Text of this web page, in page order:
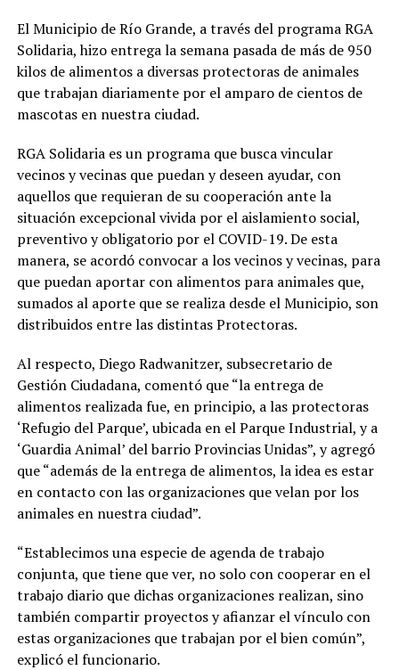
El Municipio de Río Grande, a través del programa RGA
Solidaria, hizo entrega la semana pasada de más de 950
kilos de alimentos a diversas protectoras de animales
que trabajan diariamente por el amparo de cientos de
mascotas en nuestra ciudad.
RGA Solidaria es un programa que busca vincular
vecinos y vecinas que puedan y deseen ayudar, con
aquellos que requieran de su cooperación ante la
situación excepcional vivida por el aislamiento social,
preventivo y obligatorio por el COVID-19. De esta
manera, se acordó convocar a los vecinos y vecinas, para
que puedan aportar con alimentos para animales que,
sumados al aporte que se realiza desde el Municipio, son
distribuidos entre las distintas Protectoras.
Al respecto, Diego Radwanitzer, subsecretario de
Gestión Ciudadana, comentó que “la entrega de
alimentos realizada fue, en principio, a las protectoras
‘Refugio del Parque’, ubicada en el Parque Industrial, y a
‘Guardia Animal’ del barrio Provincias Unidas”, y agregó
que “además de la entrega de alimentos, la idea es estar
en contacto con las organizaciones que velan por los
animales en nuestra ciudad”.
“Establecimos una especie de agenda de trabajo
conjunta, que tiene que ver, no solo con cooperar en el
trabajo diario que dichas organizaciones realizan, sino
también compartir proyectos y afianzar el vínculo con
estas organizaciones que trabajan por el bien común”,
explicó el funcionario.